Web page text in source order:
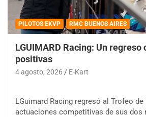
PILOTOS EKVP RMC BUENOS AIRES
LGUIMARD Racing: Un regreso
positivas
4 agosto, 2026 E-Kart
LGuimard Racing regresó al Trofeo
actuaciones competitivas de sus dos